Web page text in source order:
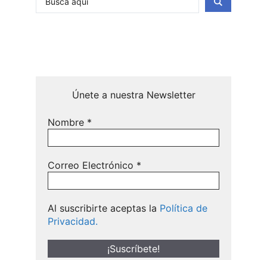
Únete a nuestra Newsletter
Nombre *
Correo Electrónico *
Al suscribirte aceptas la Política de
Privacidad.